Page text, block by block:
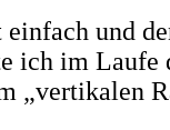
und
ich im Laufe
„vertikalen